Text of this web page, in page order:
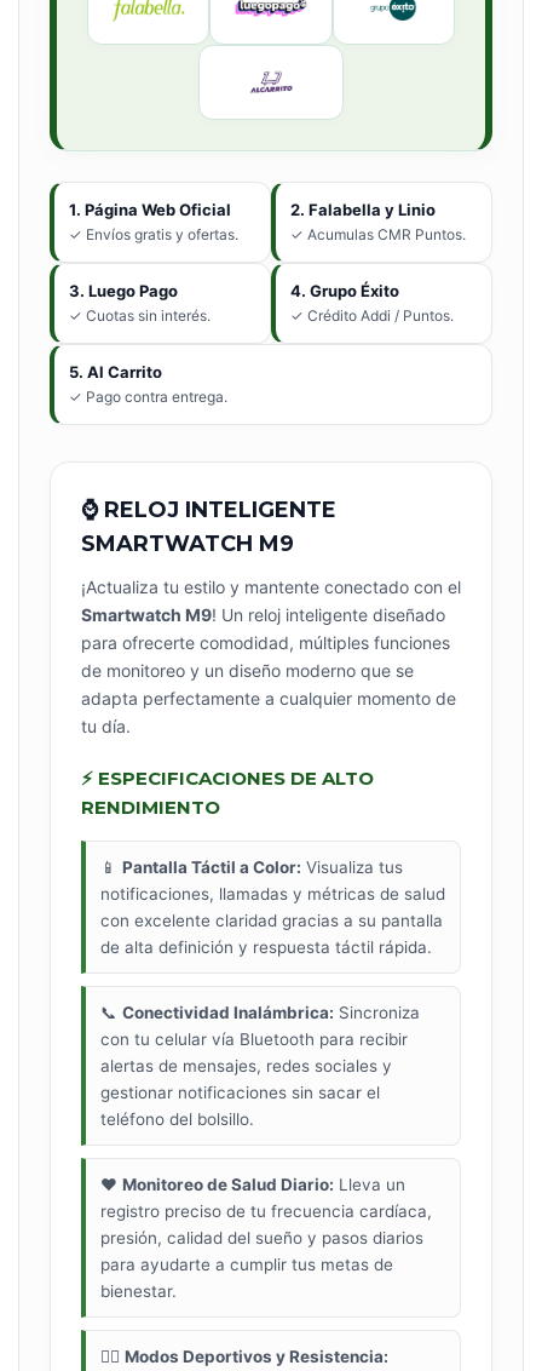
1. Página Web Oficial
✓ Envíos gratis y ofertas.
2. Falabella y Linio
✓ Acumulas CMR Puntos.
3. Luego Pago
✓ Cuotas sin interés.
4. Grupo Éxito
✓ Crédito Addi / Puntos.
5. Al Carrito
✓ Pago contra entrega.
⌚ RELOJ INTELIGENTE
SMARTWATCH M9
¡Actualiza tu estilo y mantente conectado con el
Smartwatch M9! Un reloj inteligente diseñado
para ofrecerte comodidad, múltiples funciones
de monitoreo y un diseño moderno que se
adapta perfectamente a cualquier momento de
tu día.
⚡ ESPECIFICACIONES DE ALTO
RENDIMIENTO
📱 Pantalla Táctil a Color: Visualiza tus
notificaciones, llamadas y métricas de salud
con excelente claridad gracias a su pantalla
de alta definición y respuesta táctil rápida.
📞 Conectividad Inalámbrica: Sincroniza
con tu celular vía Bluetooth para recibir
alertas de mensajes, redes sociales y
gestionar notificaciones sin sacar el
teléfono del bolsillo.
❤️ Monitoreo de Salud Diario: Lleva un
registro preciso de tu frecuencia cardíaca,
presión, calidad del sueño y pasos diarios
para ayudarte a cumplir tus metas de
bienestar.
🏃‍♂️ Modos Deportivos y Resistencia: